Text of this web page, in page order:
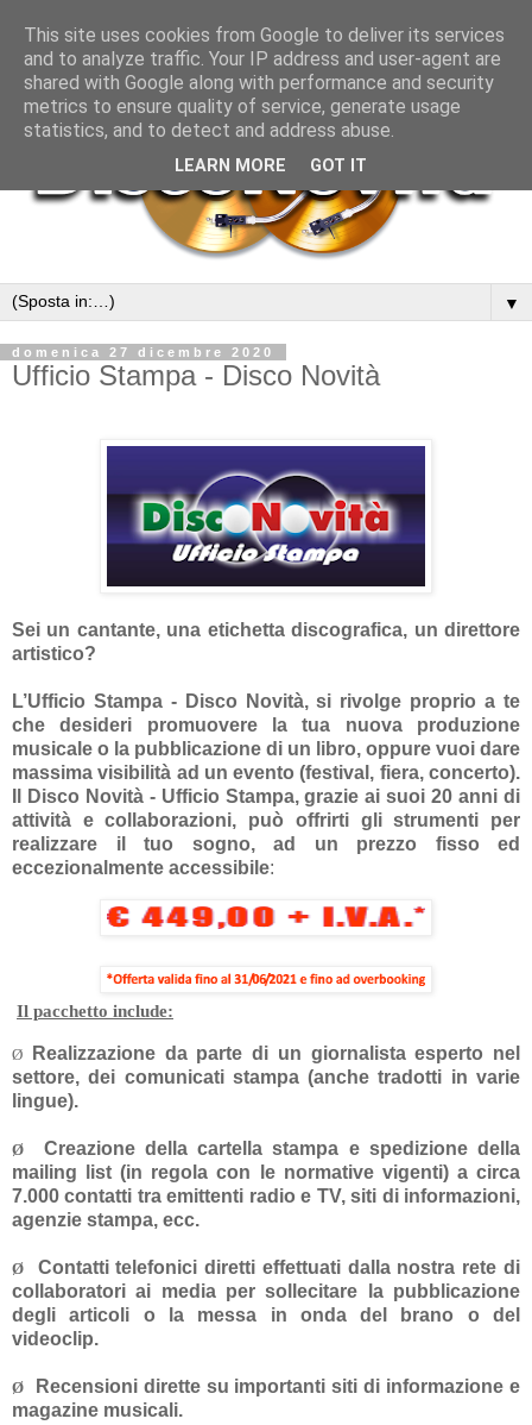
▼
domenica 27 dicembre 2020
Ufficio Stampa - Disco Novità
Sei un cantante, una etichetta discografica, un direttore
artistico?
L’Ufficio Stampa - Disco Novità, si rivolge proprio a te
che desideri promuovere la tua nuova produzione
musicale o la pubblicazione di un libro, oppure vuoi dare
massima visibilità ad un evento (festival, fiera, concerto).
Il Disco Novità - Ufficio Stampa, grazie ai suoi 20 anni di
attività e collaborazioni, può offrirti gli strumenti per
realizzare il tuo sogno, ad un prezzo fisso ed
eccezionalmente accessibile:
Il pacchetto include:
Ø
Realizzazione da parte di un giornalista esperto nel
settore, dei comunicati stampa (anche tradotti in varie
lingue).
Ø
Creazione della cartella stampa e spedizione della
mailing list (in regola con le normative vigenti) a circa
7.000 contatti tra emittenti radio e TV, siti di informazioni,
agenzie stampa, ecc.
Ø
Contatti telefonici diretti effettuati dalla nostra rete di
collaboratori ai media per sollecitare la pubblicazione
degli articoli o la messa in onda del brano o del
videoclip.
Ø
Recensioni dirette su importanti siti di informazione e
magazine musicali.
This site uses cookies from Google to deliver its services
and to analyze traffic. Your IP address and user-agent are
shared with Google along with performance and security
metrics to ensure quality of service, generate usage
statistics, and to detect and address abuse.
LEARN MORE GOT IT